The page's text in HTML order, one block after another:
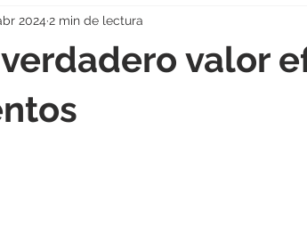
P060000 elektrotools-P027000
P096000
valor
2024 2 min de lectura